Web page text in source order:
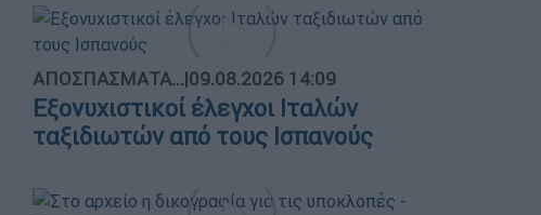
ΑΠΟΣΠΑΣΜΑΤΑ...|09.08.2026 14:09
Εξονυχιστικοί έλεγχοι Ιταλών
ταξιδιωτών από τους Ισπανούς